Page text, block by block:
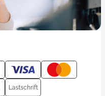
Lastschrift